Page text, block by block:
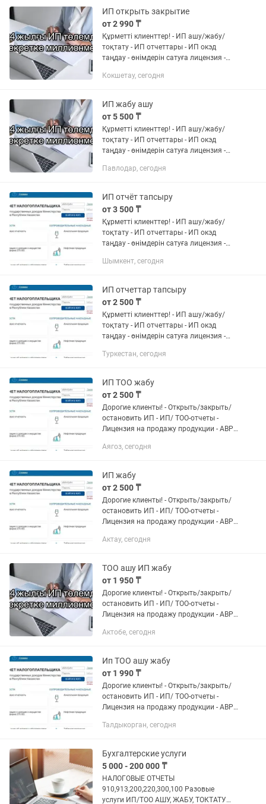
ИП открыть закрытие
от 2 990 ₸
Құрметті клиенттер! - ИП ашу/жабу/
тоқтату - ИП отчеттары - ИП окэд
таңдау - өнімдерін сатуға лицензия -
Онлайн касса апарат тіркеу - pay) и
Кокшетау, сегодня
ИП жабу ашу
от 5 500 ₸
Құрметті клиенттер! - ИП ашу/жабу/
тоқтату - ИП отчеттары - ИП окэд
таңдау - өнімдерін сатуға лицензия -
Онлайн касса апарат тіркеу - pay) и
Павлодар, сегодня
ИП отчёт тапсыру
от 3 500 ₸
Құрметті клиенттер! - ИП ашу/жабу/
тоқтату - ИП отчеттары - ИП окэд
таңдау - өнімдерін сатуға лицензия -
Онлайн касса апарат тіркеу - pay) и
Шымкент, сегодня
ИП отчеттар тапсыру
от 2 500 ₸
Құрметті клиенттер! - ИП ашу/жабу/
тоқтату - ИП отчеттары - ИП окэд
таңдау - өнімдерін сатуға лицензия -
Онлайн касса апарат тіркеу - pay) и
Туркестан, сегодня
ИП ТОО жабу
от 2 500 ₸
Дорогие клиенты! - Открыть/закрыть/
остановить ИП - ИП/ ТОО-отчеты -
Лицензия на продажу продукции - АВР,
Онлайн регистрация в кассе - Работа с
Аягоз, сегодня
ИП жабу
от 2 500 ₸
Дорогие клиенты! - Открыть/закрыть/
остановить ИП - ИП/ ТОО-отчеты -
Лицензия на продажу продукции - АВР,
Онлайн регистрация в кассе - Работа с
Актау, сегодня
ТОО ашу ИП жабу
от 1 950 ₸
Дорогие клиенты! - Открыть/закрыть/
остановить ИП - ИП/ ТОО-отчеты -
Лицензия на продажу продукции - АВР,
Онлайн регистрация в кассе - Работа с
Актобе, сегодня
Ип ТОО ашу жабу
от 1 990 ₸
Дорогие клиенты! - Открыть/закрыть/
остановить ИП - ИП/ ТОО-отчеты -
Лицензия на продажу продукции - АВР,
Онлайн регистрация в кассе - Работа с
Талдыкорган, сегодня
Бухгалтерские услуги
5 000 - 200 000 ₸
НАЛОГОВЫЕ ОТЧЕТЫ
910,913,200,220,300,100 Разовые
услуги ИП/ТОО АШУ, ЖАБУ, ТОКТАТУ